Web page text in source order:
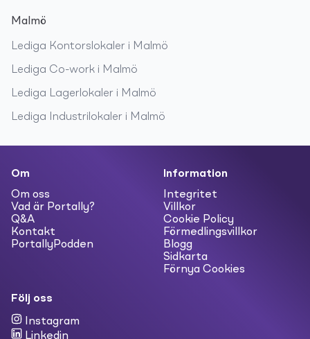
Malmö
Lediga Kontorslokaler i Malmö
Lediga Co-work i Malmö
Lediga Lagerlokaler i Malmö
Lediga Industrilokaler i Malmö
Om
Om oss
Vad är Portally?
Q&A
Kontakt
PortallyPodden
Information
Integritet
Villkor
Cookie Policy
Förmedlingsvillkor
Blogg
Sidkarta
Förnya Cookies
Följ oss
Instagram
Linkedin